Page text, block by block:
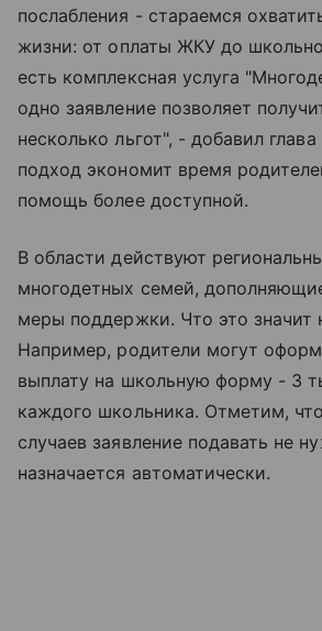
послабления - стараемся
жизни: от оплаты ЖКУ до
есть комплексная услуга
одно заявление позволяет
несколько льгот", - добавил
подход экономит время
помощь более доступной.
В области действуют
многодетных семей,
меры поддержки. Что это значит
Например, родители могут
выплату на школьную форму - 3
каждого школьника. Отметим,
случаев заявление подавать не
назначается автоматически.